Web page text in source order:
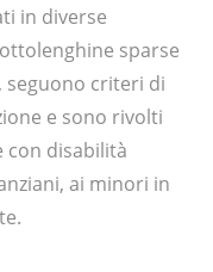
in diverse
sparse
seguono criteri di
e sono rivolti
con disabilità
ai minori in